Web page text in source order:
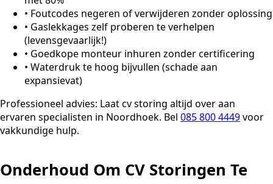
• Foutcodes negeren of verwijderen zonder oplossing
• Gaslekkages zelf proberen te verhelpen
(levensgevaarlijk!)
• Goedkope monteur inhuren zonder certificering
• Waterdruk te hoog bijvullen (schade aan
expansievat)
Professioneel advies: Laat cv storing altijd over aan
ervaren specialisten in Noordhoek. Bel 085 800 4449voor
vakkundige hulp.
Onderhoud Om CV Storingen Te